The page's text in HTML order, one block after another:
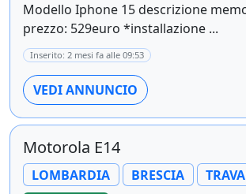
Modello Iphone 15 descrizione
prezzo: 529euro *installazione ...
Inserito: 2 mesi fa alle 09:53
VEDI ANNUNCIO
Motorola E14
LOMBARDIA BRESCIA